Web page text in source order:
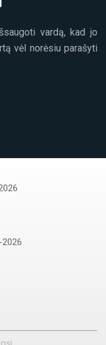
vardą, kad jo
vėl norėsiu parašyti